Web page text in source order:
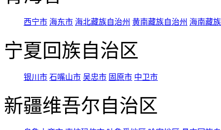
西宁市 海东市 海北藏族自治州 黄南藏族自治州 海南藏
宁夏回族自治区
银川市 石嘴山市 吴忠市 固原市 中卫市
新疆维吾尔自治区